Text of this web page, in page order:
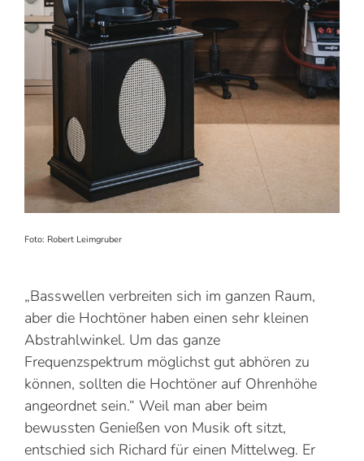
Foto: Robert Leimgruber
„Bass­wellen verbreiten sich im ganzen Raum,
aber die Hochtöner ­haben einen sehr kleinen
Abstrahlwinkel. Um das ganze
Frequenzspektrum möglichst gut abhören zu
können, sollten die Hochtöner auf Ohrenhöhe
angeordnet sein.“ Weil man aber beim
bewussten Genießen von Musik oft sitzt,
entschied sich Richard für einen Mittelweg. Er